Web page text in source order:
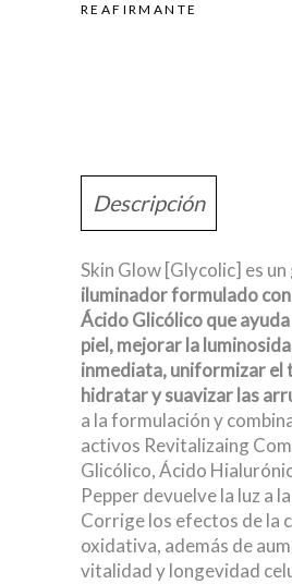
REAFIRMANTE
Descripción
Skin Glow [Glycolic] es un
iluminador formulado con
Ácido Glicólico que
piel, mejorar la
inmediata, uniformizar el
hidratar y suavizar las
a la formulación y
activos Revitalizaing
Glicólico, Ácido
Pepper devuelve la luz a
Corrige los efectos de la
oxidativa, además de
vitalidad y longevidad